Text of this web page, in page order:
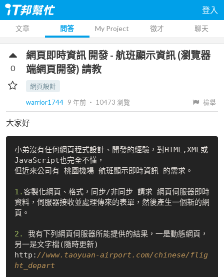
登入
文章 問答 My Project 徵才 聊天
網頁即時資訊 開發 - 航班顯示資訊 (瀏覽器
端網頁開發) 請教
網頁設計
warrior1744 9 年前 ‧ 10473 瀏覽 檢舉
0
大家好
小弟沒有任何網頁程式設計、開發的經驗，對HTML,XML或
JavaScript也完全不懂，
但近來公司有 桃園機場 航班顯示即時資訊 的需求。
1.客製化網頁、格式，同步/非同步 請求 網頁伺服器即時
資料，伺服器接收並處理傳來的表單，然後產生一個新的網
頁。
2.
我有下列網頁伺服器所能提供的結果，一是動態網頁，
另一是文字檔(隨時更新)
http: //www.taoyuan-airport.com/chinese/flig
ht_depart